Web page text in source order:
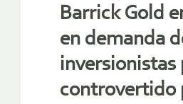
Barrick Gold
en demanda
inversionistas
controvertido